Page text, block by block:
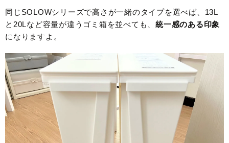
同じSOLOWシリーズで高さが一緒のタイプを選べば、13L
と20Lなど容量が違うゴミ箱を並べても、 統一感のある印象
になりますよ。